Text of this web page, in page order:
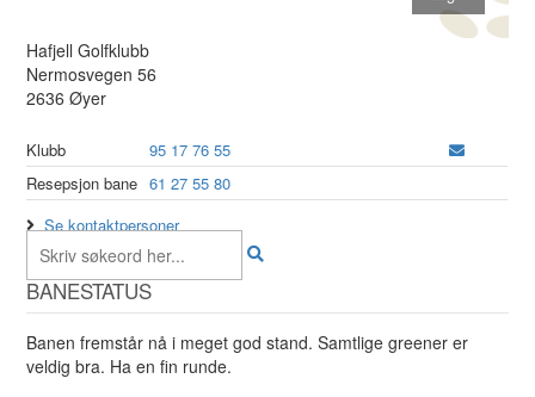
Hafjell Golfklubb
Nermosvegen 56
2636 Øyer
Klubb
95 17 76 55
Resepsjon bane 61 27 55 80
Se kontaktpersoner
BANESTATUS
Banen fremstår nå i meget god stand. Samtlige greener er
veldig bra. Ha en fin runde.